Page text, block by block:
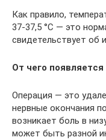
Как правило,
37-37,5 °С ― это
свидетельствует об
От чего
Операция ― это
нервные окончания
возникает боль в
может быть разной